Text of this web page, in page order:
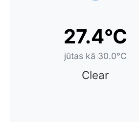
27.4°C
jūtas kā 30.0°C
Clear